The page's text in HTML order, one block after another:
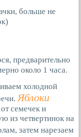
больше не
предварительно
около 1 часа.
холодной
Яблоки
семечек и
из четвертинок на
затем нарезаем